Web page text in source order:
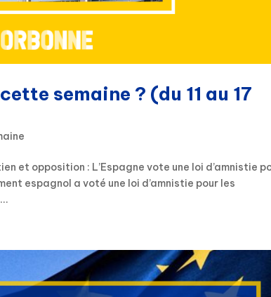
semaine ? (du 11 au 17
et opposition : L’Espagne vote une loi d’amnistie
espagnol a voté une loi d’amnistie pour les